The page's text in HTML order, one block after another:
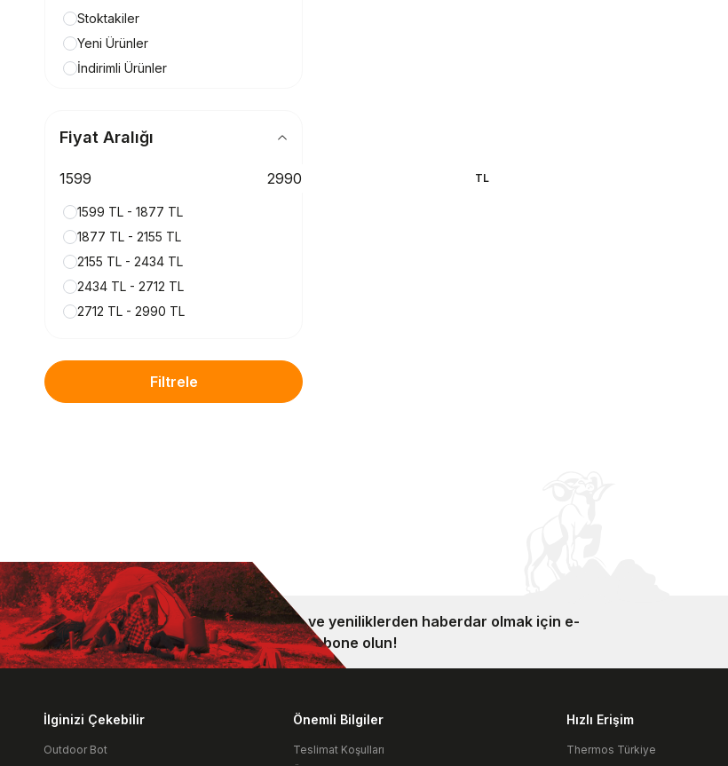
Stoktakiler
Yeni Ürünler
İndirimli Ürünler
Fiyat Aralığı
TL
1599 TL - 1877 TL
1877 TL - 2155 TL
2155 TL - 2434 TL
2434 TL - 2712 TL
2712 TL - 2990 TL
Filtrele
Kampanya ve yeniliklerden haberdar olmak için e-
bültenimize abone olun!
İlginizi Çekebilir
Outdoor Bot
Önemli Bilgiler
Teslimat Koşulları
Hızlı Erişim
Thermos Türkiye